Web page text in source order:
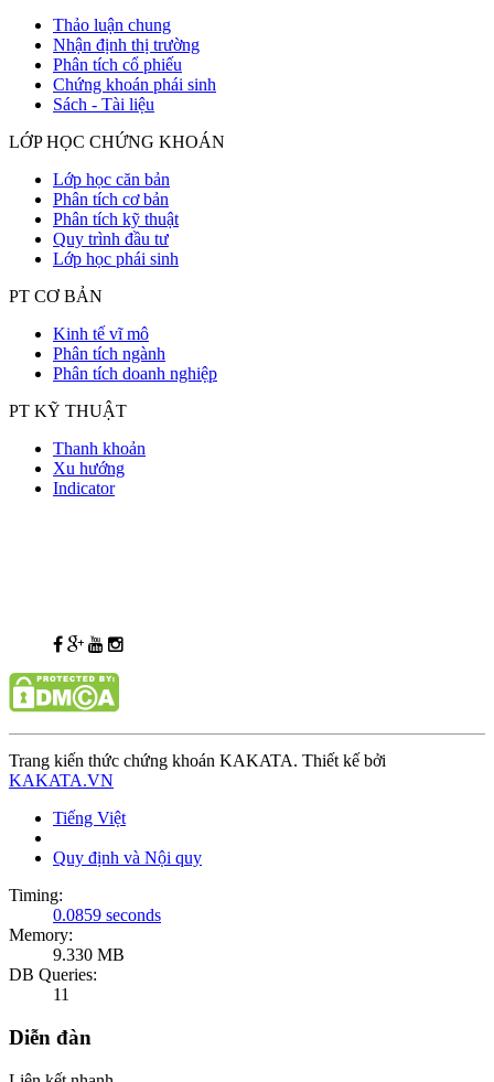
Thảo luận chung
Nhận định thị trường
Phân tích cổ phiếu
Chứng khoán phái sinh
Sách - Tài liệu
LỚP HỌC CHỨNG KHOÁN
Lớp học căn bản
Phân tích cơ bản
Phân tích kỹ thuật
Quy trình đầu tư
Lớp học phái sinh
PT CƠ BẢN
Kinh tế vĩ mô
Phân tích ngành
Phân tích doanh nghiệp
PT KỸ THUẬT
Thanh khoản
Xu hướng
Indicator
Trang kiến thức chứng khoán KAKATA. Thiết kế bởi
KAKATA.VN
Tiếng Việt
Quy định và Nội quy
Timing:
0.0859 seconds
Memory:
9.330 MB
DB Queries:
11
Diễn đàn